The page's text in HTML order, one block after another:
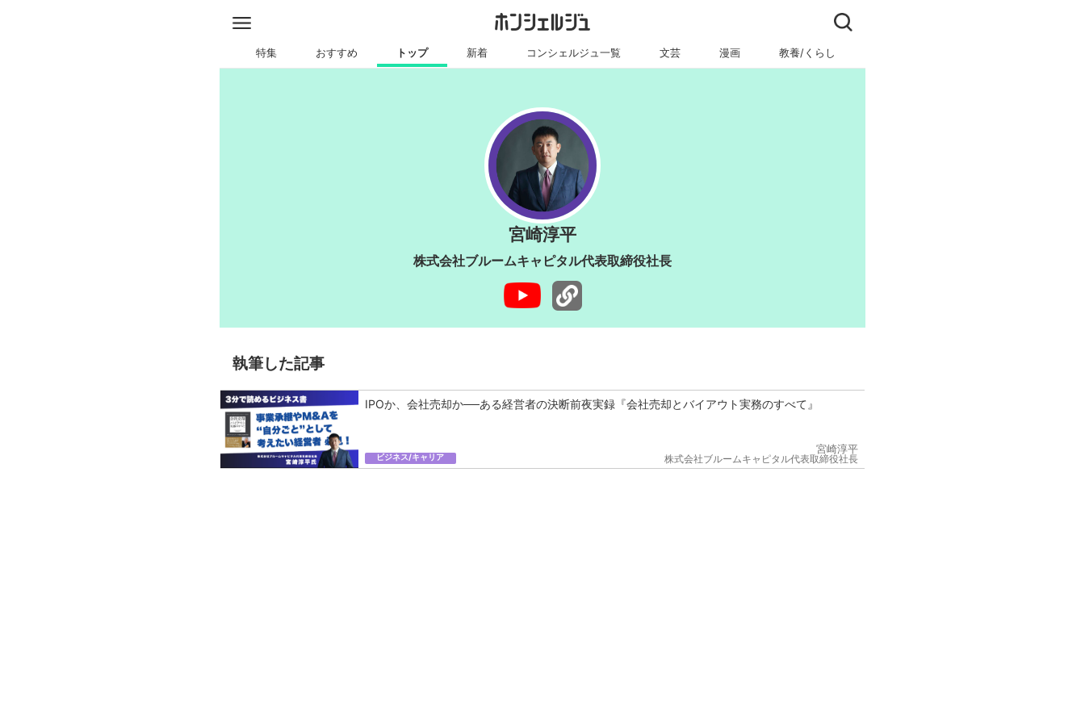
特集 おすすめ トップ 新着 コンシェルジュ一覧 文芸 漫画 教養/くらし
宮崎淳平
株式会社ブルームキャピタル代表取締役社長
執筆した記事
IPOか、会社売却か──ある経営者の決断前夜実録『会社売却とバイアウト実務のすべて』
ビジネス/キャリア
宮崎淳平
株式会社ブルームキャピタル代表取締役社長